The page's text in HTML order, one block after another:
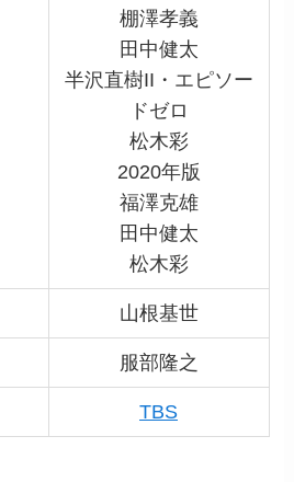
棚澤孝義
田中健太
半沢直樹II・エピソー
ドゼロ
松木彩
2020年版
福澤克雄
田中健太
松木彩
山根基世
服部隆之
TBS